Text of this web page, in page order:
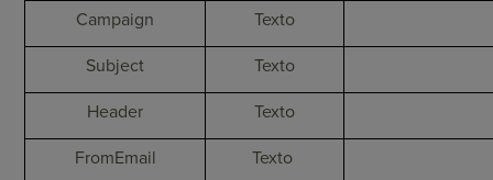
Campaign Texto
Subject Texto
Header Texto
FromEmail Texto